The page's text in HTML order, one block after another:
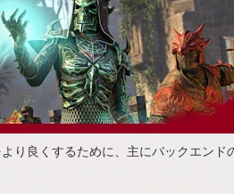
り良くするために、主にバックエンド